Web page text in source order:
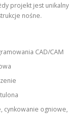
projekt jest unikalny
nośne.
CAD/CAM
cynkowanie ogniowe,